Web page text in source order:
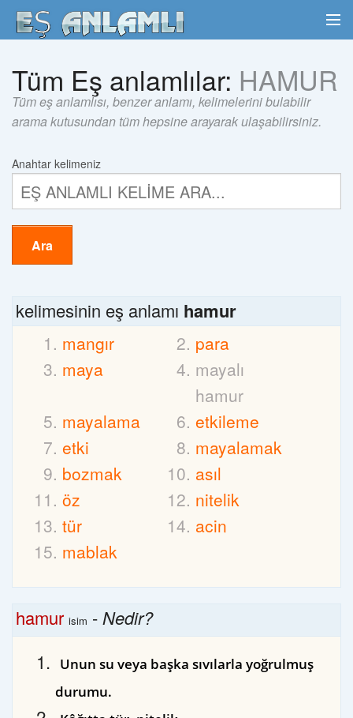
Tüm Eş anlamlılar: HAMUR
Tüm eş anlamlısı, benzer anlamı, kelimelerini bulabilir
arama kutusundan tüm hepsine arayarak ulaşabilirsiniz.
Anahtar kelimeniz
Ara
kelimesinin eş anlamı hamur
mangır
para
maya
mayalı
hamur
mayalama
etkileme
etki
mayalamak
bozmak
asıl
öz
nitelik
tür
acin
mablak
hamur isim -Nedir?
Unun su veya başka sıvılarla yoğrulmuş
durumu.